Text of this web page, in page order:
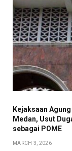
Kejaksaan
Medan, Usut
sebagai POME
MARCH 3, 2026